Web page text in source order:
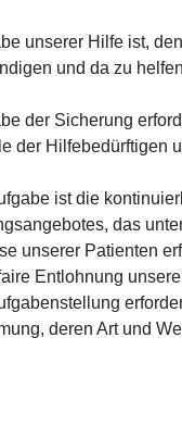
unserer Hilfe ist,
und da zu
der Sicherung
der Hilfebedürftigen
ist die
das
unserer Patienten
Entlohnung
deren Art und